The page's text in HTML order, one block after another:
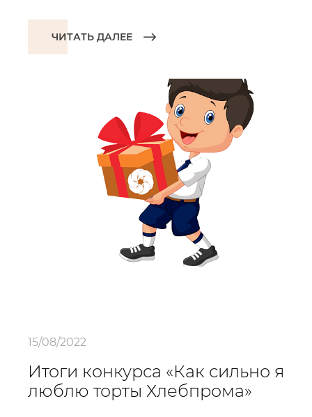
ЧИТАТЬ ДАЛЕЕ
15/08/2022
Итоги конкурса «Как сильно я
люблю торты Хлебпрома»